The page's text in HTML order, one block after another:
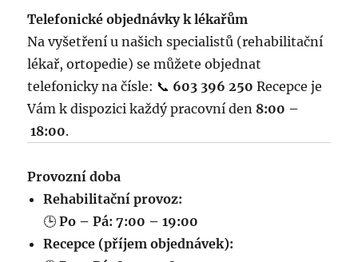
Telefonické objednávky k lékařům
Na vyšetření u našich specialistů (rehabilitační
lékař, ortopedie) se můžete objednat
telefonicky na čísle: 📞 603 396 250 Recepce je
Vám k dispozici každý pracovní den 8:00 –
18:00.
Provozní doba
Rehabilitační provoz:
🕒Po – Pá: 7:00 – 19:00
Recepce (příjem objednávek):